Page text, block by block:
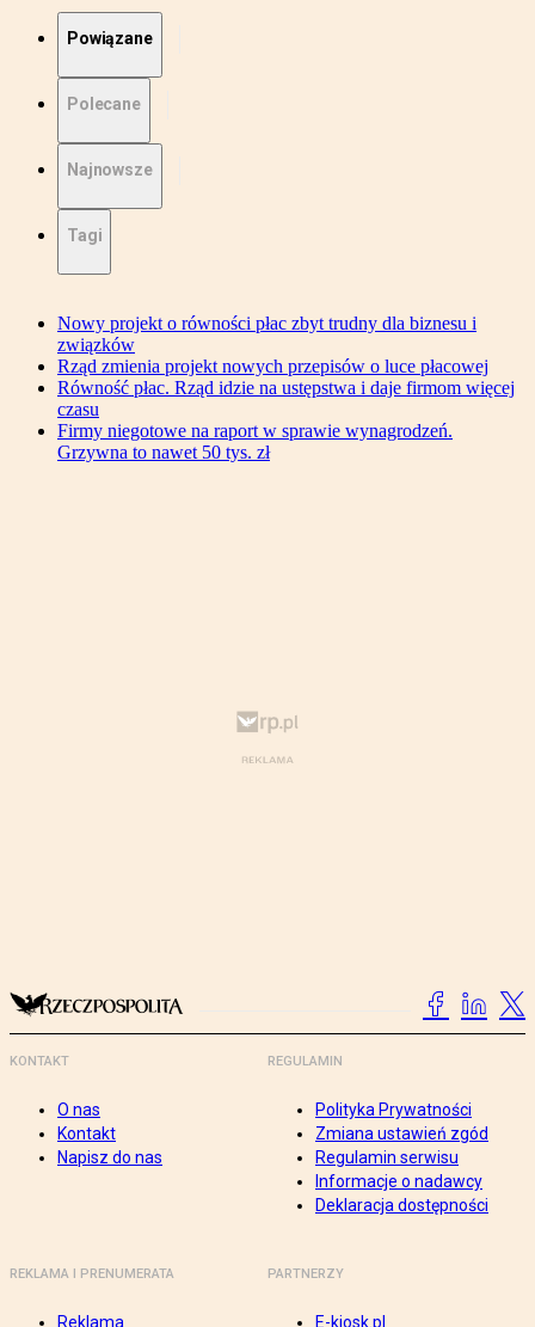
Powiązane
Polecane
Najnowsze
Tagi
Nowy projekt o równości płac zbyt trudny dla biznesu i
związków
Rząd zmienia projekt nowych przepisów o luce płacowej
Równość płac. Rząd idzie na ustępstwa i daje firmom więcej
czasu
Firmy niegotowe na raport w sprawie wynagrodzeń.
Grzywna to nawet 50 tys. zł
KONTAKT
O nas
Kontakt
Napisz do nas
REGULAMIN
Polityka Prywatności
Zmiana ustawień zgód
Regulamin serwisu
Informacje o nadawcy
Deklaracja dostępności
REKLAMA I PRENUMERATA
Reklama
PARTNERZY
E-kiosk.pl